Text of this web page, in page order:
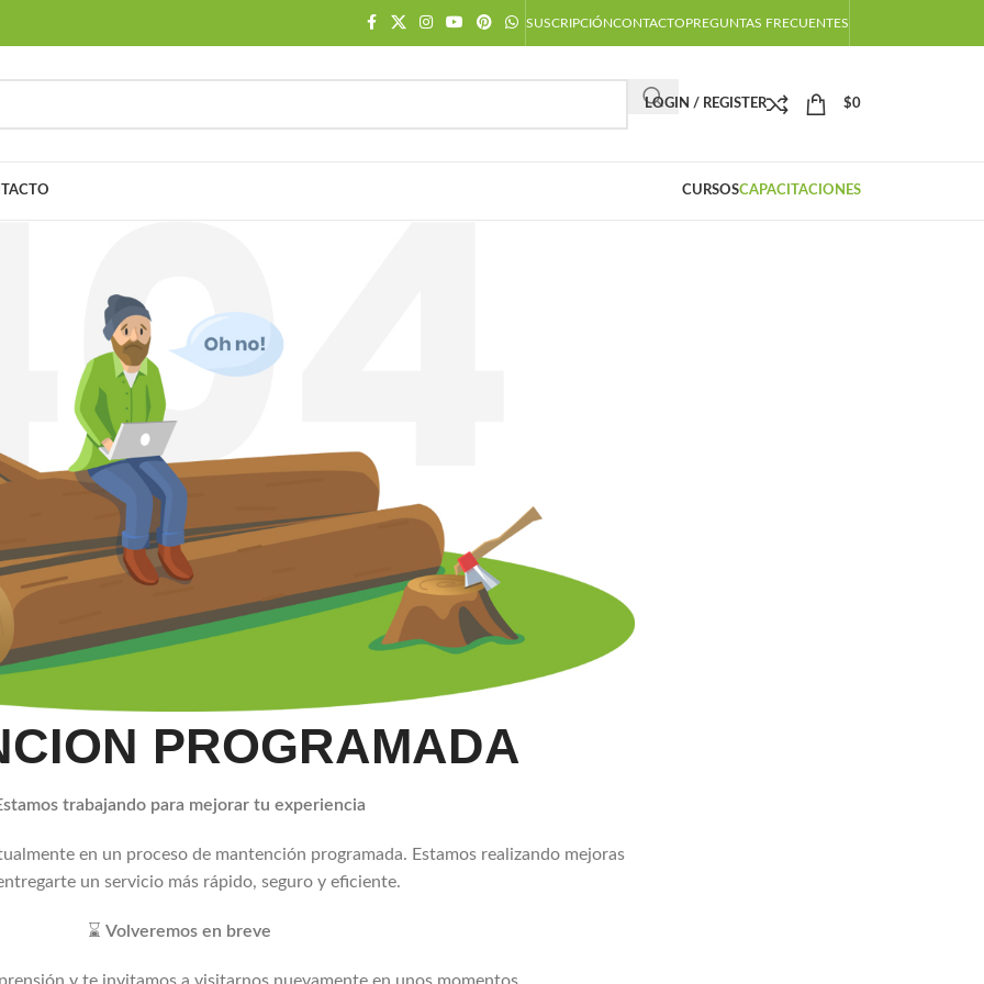
SUSCRIPCIÓNCONTACTOPREGUNTAS FRECUENTES
LOGIN / REGISTER $0
CURSOSCAPACITACIONES
PROGRAMADA
trabajando para mejorar tu experiencia
en un proceso de mantención programada. Estamos realizando mejoras
un servicio más rápido, seguro y eficiente.
⌛ Volveremos en breve